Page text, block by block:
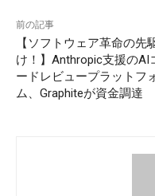
前の記事
【ソフトウェア革命の先
け！】Anthropic支援のAI
ードレビュープラットフ
ム、Graphiteが資金調達